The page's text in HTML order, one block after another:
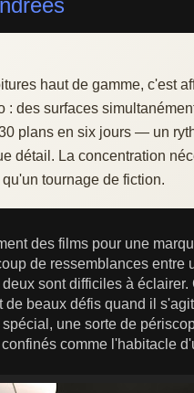
haut de gamme, c'est
: des surfaces
plans en six jours — un
détail. La concentration
tournage de fiction.
des films pour une
de ressemblances entre
sont difficiles à
de beaux défis quand il
une sorte de
comme l'habitacle